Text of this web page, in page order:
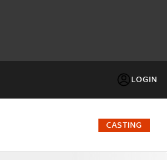
LOGIN
FACTOR
CASTING